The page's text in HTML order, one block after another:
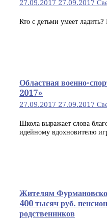
27.09.2017 27.09.2017
Кто с детьми умеет
Областная военно-
2017»
27.09.2017 27.09.2017
Школа выражает слова
идейному вдохновителю
Жителям
400 тысяч руб.
родственников